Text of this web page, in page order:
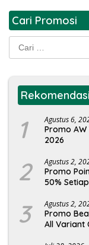
Cari Promosi
Cari
untuk:
1 Agustus 6,
Promo
2026
2 Agustus 2,
Promo
50%
3 Agustus 2,
Promo
All Variant